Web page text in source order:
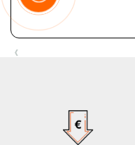
‹